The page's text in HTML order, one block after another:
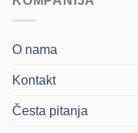
O nama
Kontakt
Česta pitanja